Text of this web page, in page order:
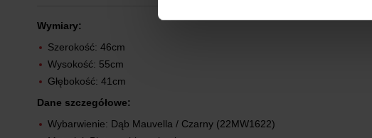
Wymiary:
Szerokość: 46cm
Wysokość: 55cm
Głębokość: 41cm
Dane szczegółowe:
Wybarwienie: Dąb Mauvella / Czarny (22MW1622)